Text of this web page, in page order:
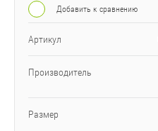
Добавить к сравнению
Артикул
Производитель
Размер